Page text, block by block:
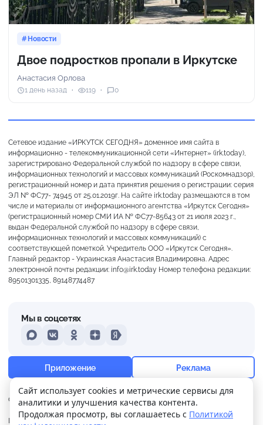
+21° Ощущается как +21
20 м/с 756 мм 71%
Новости
Двое подростков пропали в Иркутске
Анастасия Орлова
1 день назад 119 0
Сетевое издание «ИРКУТСК СЕГОДНЯ» доменное имя сайта в
информационно - телекоммуникационной сети «Интернет» (irk.today),
зарегистрировано Федеральной службой по надзору в сфере связи,
информационных технологий и массовых коммуникаций (Роскомнадзор),
регистрационный номер и дата принятия решения о регистрации: серия
ЭЛ № ФС77- 74945 от 25.01.2019г. На сайте irk.today размещаются в том
числе и материалы от информационного агентства «Иркутск Сегодня»
(регистрационный номер СМИ ИА № ФС77-85643 от 21 июля 2023 г.,
выдан Федеральной службой по надзору в сфере связи,
информационных технологий и массовых коммуникаций) с
соответствующей пометкой. Учредитель ООО «Иркутск Сегодня».
Главный редактор - Украинская Анастасия Владимировна. Адрес
электронной почты редакции: info@irk.today Номер телефона редакции:
89501301335, 89148774487
О нас Контакты Прислать новость
Реклама
Политика
Мы в соцсетях
MAXVKontakteOdnoklassniki
DzenYandex
Приложение Реклама
Сайт использует cookies и метрические сервисы для
аналитики и улучшения качества контента.
Продолжая просмотр, вы соглашаетесь с Политикой